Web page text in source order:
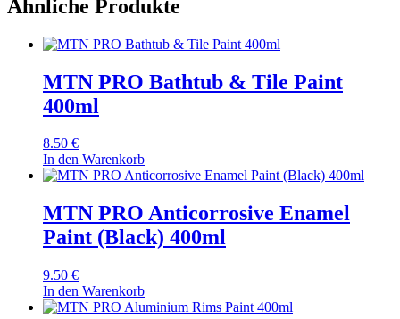
Ähnliche Produkte
MTN PRO Bathtub & Tile Paint
400ml
8.50 €
In den Warenkorb
MTN PRO Anticorrosive Enamel
Paint (Black) 400ml
9.50 €
In den Warenkorb